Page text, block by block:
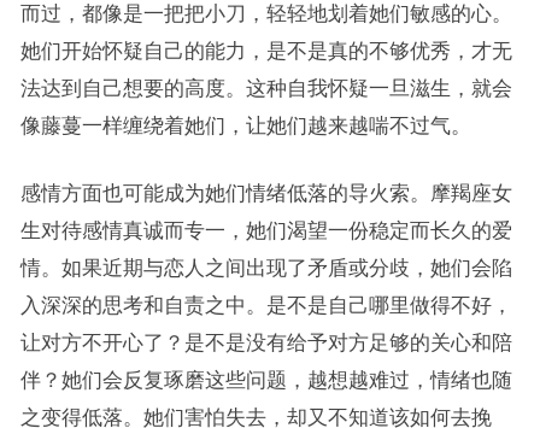
而过，都像是一把把小刀，轻轻地划着她们敏感的心。
她们开始怀疑自己的能力，是不是真的不够优秀，才无
法达到自己想要的高度。这种自我怀疑一旦滋生，就会
像藤蔓一样缠绕着她们，让她们越来越喘不过气。
感情方面也可能成为她们情绪低落的导火索。摩羯座女
生对待感情真诚而专一，她们渴望一份稳定而长久的爱
情。如果近期与恋人之间出现了矛盾或分歧，她们会陷
入深深的思考和自责之中。是不是自己哪里做得不好，
让对方不开心了？是不是没有给予对方足够的关心和陪
伴？她们会反复琢磨这些问题，越想越难过，情绪也随
之变得低落。她们害怕失去，却又不知道该如何去挽